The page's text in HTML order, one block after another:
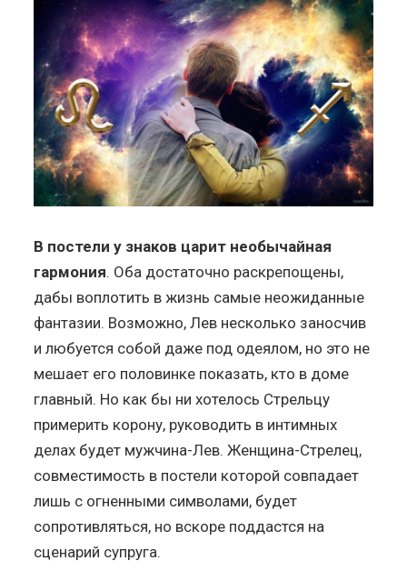
В постели у знаков царит необычайная
гармония. Оба достаточно раскрепощены,
дабы воплотить в жизнь самые неожиданные
фантазии. Возможно, Лев несколько заносчив
и любуется собой даже под одеялом, но это не
мешает его половинке показать, кто в доме
главный. Но как бы ни хотелось Стрельцу
примерить корону, руководить в интимных
делах будет мужчина-Лев. Женщина-Стрелец,
совместимость в постели которой совпадает
лишь с огненными символами, будет
сопротивляться, но вскоре поддастся на
сценарий супруга.